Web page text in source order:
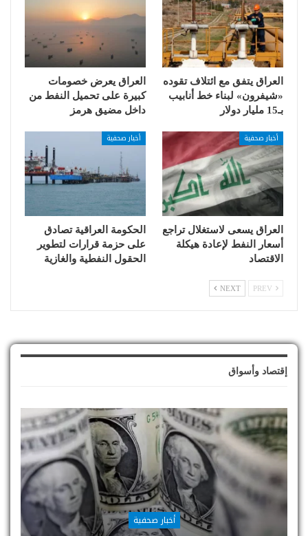
العراق يتفق مع ائتلاف تقوده
«شيفرون» لبناء خط أنابيب
بـ15 مليار دولار
العراق يعرض خصومات
كبيرة على تحميل النفط من
داخل مضيق هرمز
أخبار صحفية
العراق يسعى لاستغلال تراجع
أسعار النفط لإعادة هيكلة
الاقتصاد
أخبار صحفية
الحكومة العراقية تصادق
على حزمة قرارات لتطوير
الحقول النفطية والغازية
NEXT
إقتصاد وأسواق
أخبار صحفية